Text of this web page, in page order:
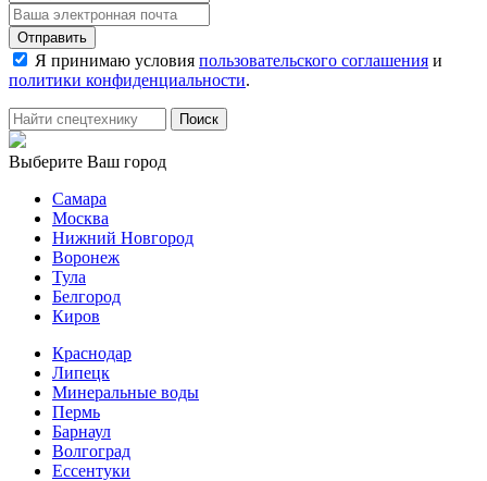
Я принимаю условия пользовательского соглашения и
политики конфиденциальности.
Выберите Ваш город
Самара
Москва
Нижний Новгород
Воронеж
Тула
Белгород
Киров
Краснодар
Липецк
Минеральные воды
Пермь
Барнаул
Волгоград
Еcсентуки